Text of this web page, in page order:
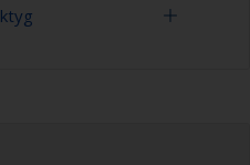
avfettad om